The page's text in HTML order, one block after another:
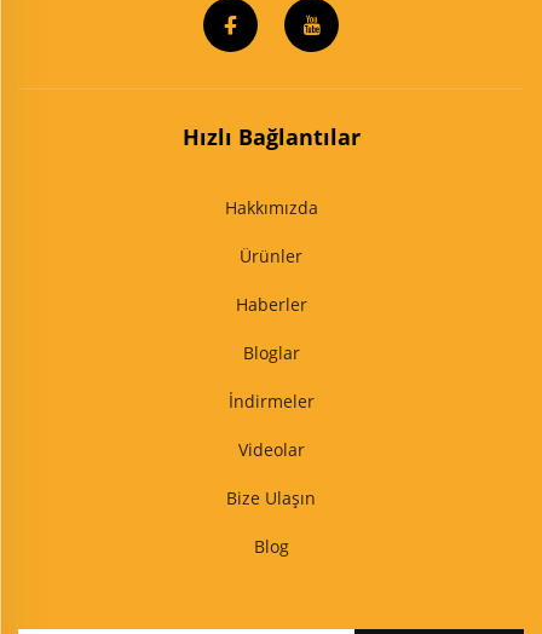
Hızlı Bağlantılar
Hakkımızda
Ürünler
Haberler
Bloglar
İndirmeler
Videolar
Bize Ulaşın
Blog